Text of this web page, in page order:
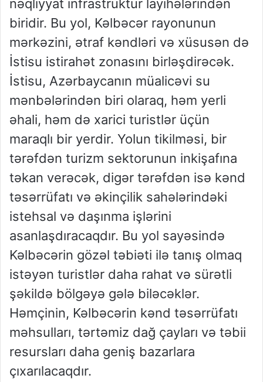
nəqliyyat infrastruktur layihələrindən
biridir. Bu yol, Kəlbəcər rayonunun
mərkəzini, ətraf kəndləri və xüsusən də
İstisu istirahət zonasını birləşdirəcək.
İstisu, Azərbaycanın müalicəvi su
mənbələrindən biri olaraq, həm yerli
əhali, həm də xarici turistlər üçün
maraqlı bir yerdir. Yolun tikilməsi, bir
tərəfdən turizm sektorunun inkişafına
təkan verəcək, digər tərəfdən isə kənd
təsərrüfatı və əkinçilik sahələrindəki
istehsal və daşınma işlərini
asanlaşdıracaqdır. Bu yol sayəsində
Kəlbəcərin gözəl təbiəti ilə tanış olmaq
istəyən turistlər daha rahat və sürətli
şəkildə bölgəyə gələ biləcəklər.
Həmçinin, Kəlbəcərin kənd təsərrüfatı
məhsulları, tərtəmiz dağ çayları və təbii
resursları daha geniş bazarlara
çıxarılacaqdır.